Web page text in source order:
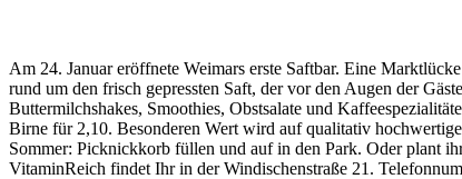
Am 24. Januar eröffnete Weimars erste Saftbar. Eine
rund um den frisch gepressten Saft, der vor den Augen der
Buttermilchshakes, Smoothies, Obstsalate und
Birne für 2,10. Besonderen Wert wird auf qualitativ
Sommer: Picknickkorb füllen und auf in den Park. Oder plant
VitaminReich findet Ihr in der Windischenstraße 21.